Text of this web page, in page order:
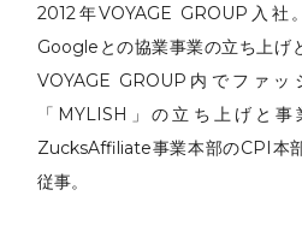
2012年VOYAGE GROUP入
Googleとの協業事業の立ち上げ
VOYAGE GROUP内でファ
「MYLISH」の立ち上げと
ZucksAffiliate事業本部のCPI本
従事。